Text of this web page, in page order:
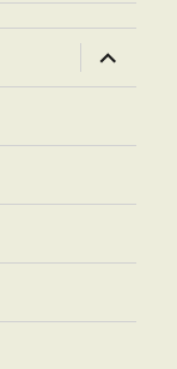
ouvrir
le
sous-